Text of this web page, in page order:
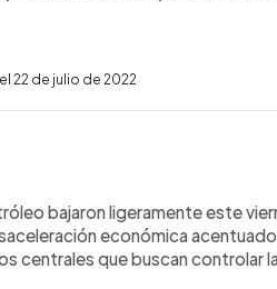
22 de julio de 2022
artículo
bajaron ligeramente este
económica
centrales que buscan controlar